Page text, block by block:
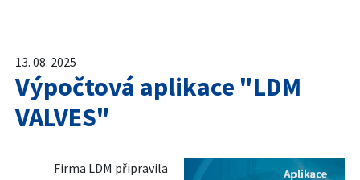
13. 08. 2025
Výpočtová aplikace "LDM
VALVES"
Firma LDM připravila